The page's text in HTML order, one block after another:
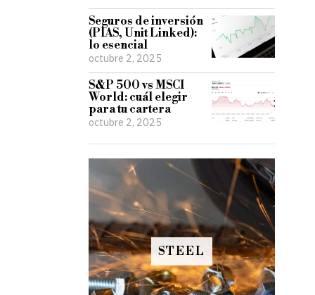
Seguros de inversión
(PIAS, Unit Linked):
lo esencial
octubre 2, 2025
S&P 500 vs MSCI
World: cuál elegir
para tu cartera
octubre 2, 2025
STEEL